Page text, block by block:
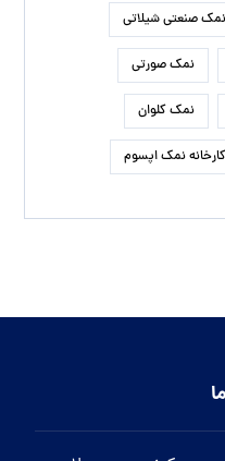
نمک صنعتی شیلاتی
نمک صورتی
نمک کلوان
کارخانه نمک اپسوم